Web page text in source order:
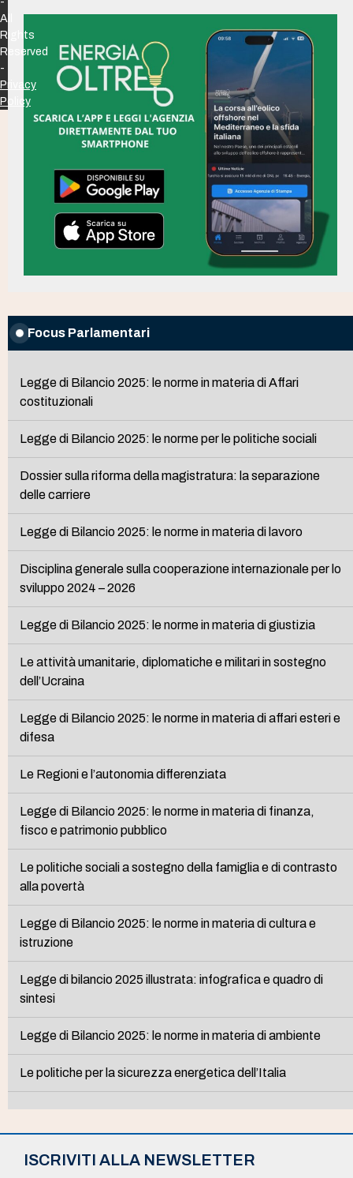
Focus Parlamentari
Legge di Bilancio 2025: le norme in materia di Affari
costituzionali
Legge di Bilancio 2025: le norme per le politiche sociali
Dossier sulla riforma della magistratura: la separazione
delle carriere
Legge di Bilancio 2025: le norme in materia di lavoro
Disciplina generale sulla cooperazione internazionale per lo
sviluppo 2024 – 2026
Legge di Bilancio 2025: le norme in materia di giustizia
Le attività umanitarie, diplomatiche e militari in sostegno
dell’Ucraina
Legge di Bilancio 2025: le norme in materia di affari esteri e
difesa
Le Regioni e l’autonomia differenziata
Legge di Bilancio 2025: le norme in materia di finanza,
fisco e patrimonio pubblico
Le politiche sociali a sostegno della famiglia e di contrasto
alla povertà
Legge di Bilancio 2025: le norme in materia di cultura e
istruzione
Legge di bilancio 2025 illustrata: infografica e quadro di
sintesi
Legge di Bilancio 2025: le norme in materia di ambiente
Le politiche per la sicurezza energetica dell’Italia
ISCRIVITI ALLA NEWSLETTER
All
Rights
Reserved
-
Privacy
Policy